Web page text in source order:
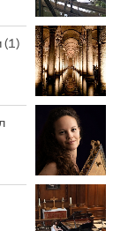
(1)